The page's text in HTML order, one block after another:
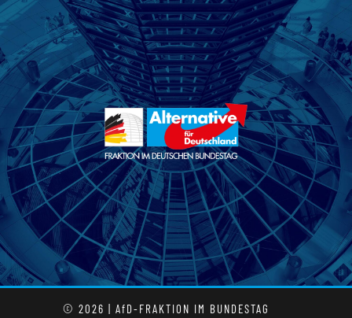
© 2026 | AfD-FRAKTION IM BUNDESTAG